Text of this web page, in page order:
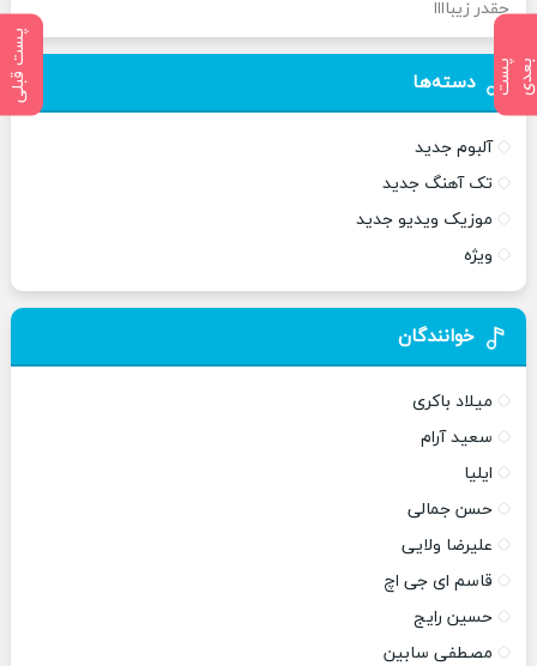
پ
س
ت
ب
ع
د ی پست قبلی
چقدر زیباااا
دسته‌ها
آلبوم جدید
تک آهنگ جدید
موزیک ویدیو جدید
ویژه
خوانندگان
میلاد باکری
سعید آرام
ایلیا
حسن جمالی
علیرضا ولایی
قاسم ای جی اچ
حسین رایج
مصطفی سابین